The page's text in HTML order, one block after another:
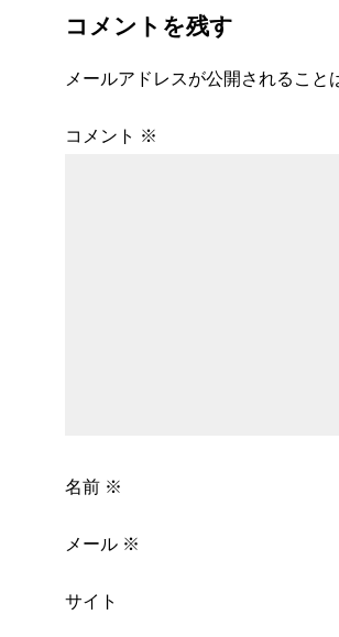
コメントを残す
メールアドレスが公開されること
コメント ※
名前 ※
メール ※
サイト